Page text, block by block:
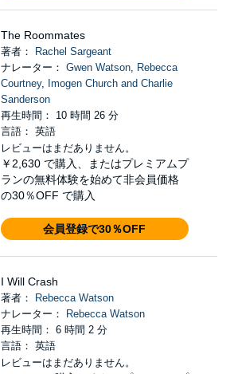
The Roommates
著者：
Rachel Sargeant
ナレーター： Gwen Watson, Rebecca
Courtney, Imogen Church and Charlie
Sanderson
再生時間： 10 時間 26 分
言語： 英語
レビューはまだありません。
￥2,630 で購入、またはプレミアムプ
ランの無料体験を始めて非会員価格
の30％OFF で購入
会員登録で30％OFF
I Will Crash
著者：
Rebecca Watson
ナレーター：
Rebecca Watson
再生時間： 6 時間 2 分
言語： 英語
レビューはまだありません。